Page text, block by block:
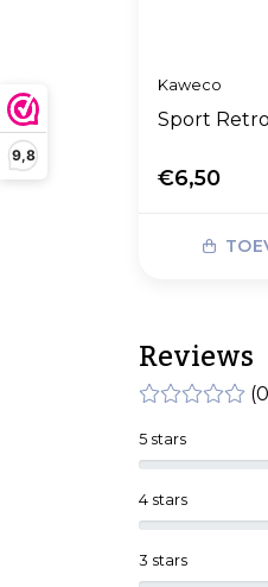
9,8
Kaweco
Sport
€6,50
Reviews
3 stars
4 stars
5 stars